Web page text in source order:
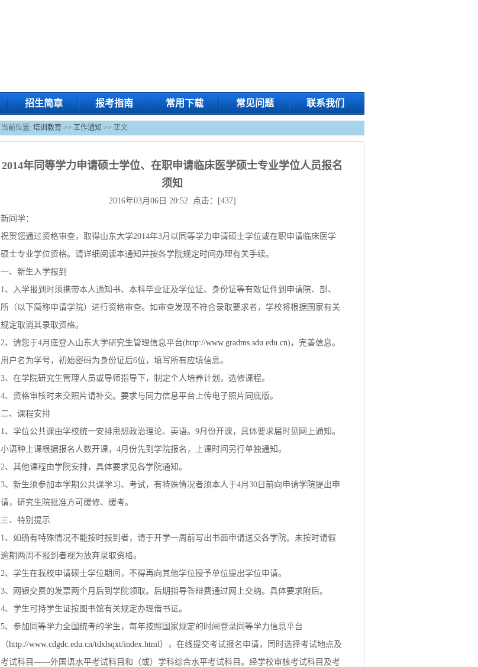
招生简章 报考指南 常用下载 常见问题 联系我们
当前位置: 培训教育 >> 工作通知 >> 正文
2014年同等学力申请硕士学位、在职申请临床医学硕士专业学位人员报名
须知
2016年03月06日 20:52 点击：[437]
新同学：
祝贺您通过资格审查，取得山东大学2014年3月以同等学力申请硕士学位或在职申请临床医学
硕士专业学位资格。请详细阅读本通知并按各学院规定时间 办理有关手续。
一、新生入学报到
1、入学报到时须携带本人通知书、本科毕业证及学位证、身份证等有效证件到申请院、部、
所（以下简称申请学院）进行资格审查。 如审查发现不符合录取要求者，学校将根据国家有关
规定取消其录取资格。
2、请您于4月底登入山东大学研究生管理信息平台(http://www.gradms.sdu.edu.cn) ，完善信息。
用户名为学号，初始密码为身份证后6位，填写所有应填信息。
3、在学院研究生管理人员或导师指导下，制定个人培养计划，选修课程。
4、资格审核时未交照片请补交。要求与同力信息平台上传电子照片同底版。
二、课程安排
1、学位公共课由学校统一安排思想政治理论、英语。9月份开课，具体要求届时见网上通知。
小语种上课根据报名人数开课，4月份先到学院报名，上课时间另行单独通知。
2、其他课程由学院安排，具体要求见各学院通知。
3、新生须参加本学期公共课学习、考试，有特殊情况者须本人于4月30日前向申请学院提出申
请，研究生院批准方可缓修、缓考。
三、特别提示
1、如确有特殊情况不能按时报到者，请于开学一周前写出书面申请送交各学院。未按时请假
逾期两周不报到者视为放弃录取资格。
2、学生在我校申请硕士学位期间，不得再向其他学位授予单位提出学位申请。
3、网银交费的发票两个月后到学院领取。后期指导答辩费通过网上交纳。具体要求附后。
4、学生可持学生证按图书馆有关规定办理借书证。
5、参加同等学力全国统考的学生，每年按照国家规定的时间登录同等学力信息平台
（http://www.cdgdc.edu.cn/tdxlsqxt/index.html），在线提交考试报名申请，同时选择考试地点及
考试科目——外国语水平考试科目和（或）学科综合水平考试科目。经学校审核考试科目及考